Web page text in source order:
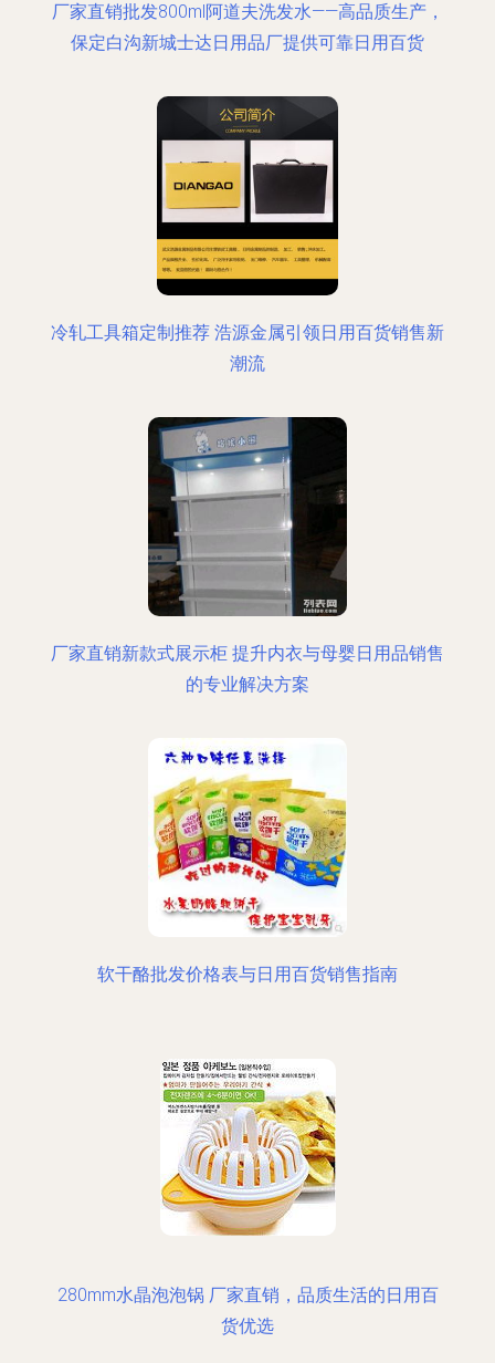
厂家直销批发800ml阿道夫洗发水——高品质生产，
保定白沟新城士达日用品厂提供可靠日用百货
冷轧工具箱定制推荐 浩源金属引领日用百货销售新
潮流
厂家直销新款式展示柜 提升内衣与母婴日用品销售
的专业解决方案
软干酪批发价格表与日用百货销售指南
280mm水晶泡泡锅 厂家直销，品质生活的日用百
货优选